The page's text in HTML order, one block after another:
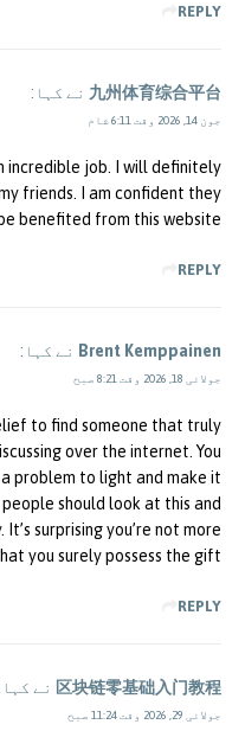
REPLY
九州体育综合平台 نے کہا:
جون 14, 2026 وقت 6:11 شام
incredible job. I will definitely
friends. I am confident they
benefited from this website.
REPLY
Brent Kemppainen نے کہا:
جولائی 18, 2026 وقت 8:21 صبح
to find someone that truly
over the internet. You
problem to light and make it
should look at this and
surprising you’re not more
you surely possess the gift.
REPLY
区块链零基础入门教程 نے
جولائی 29, 2026 وقت 11:24 صبح